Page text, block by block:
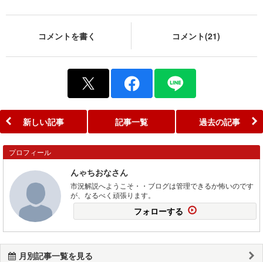
コメントを書く コメント(21)
新しい記事 記事一覧 過去の記事
プロフィール
んゃちおなさん
市況解説へようこそ・・ブログは管理できるか怖いのです
が、なるべく頑張ります。
フォローする
月別記事一覧を見る